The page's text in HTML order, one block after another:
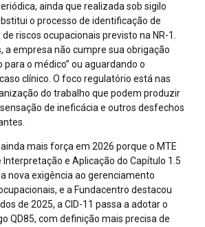
ainda que realizada sob sigilo
o processo de identificação de
riscos ocupacionais previsto na NR-1.
a empresa não cumpre sua obrigação
para o médico” ou aguardando o
clínico. O foco regulatório está nas
do trabalho que podem produzir
de ineficácia e outros desfechos
mais força em 2026 porque o MTE
Interpretação e Aplicação do Capítulo 1.5
nova exigência ao gerenciamento
e a Fundacentro destacou
de 2025, a CID-11 passa a adotar o
QD85, com definição mais precisa de